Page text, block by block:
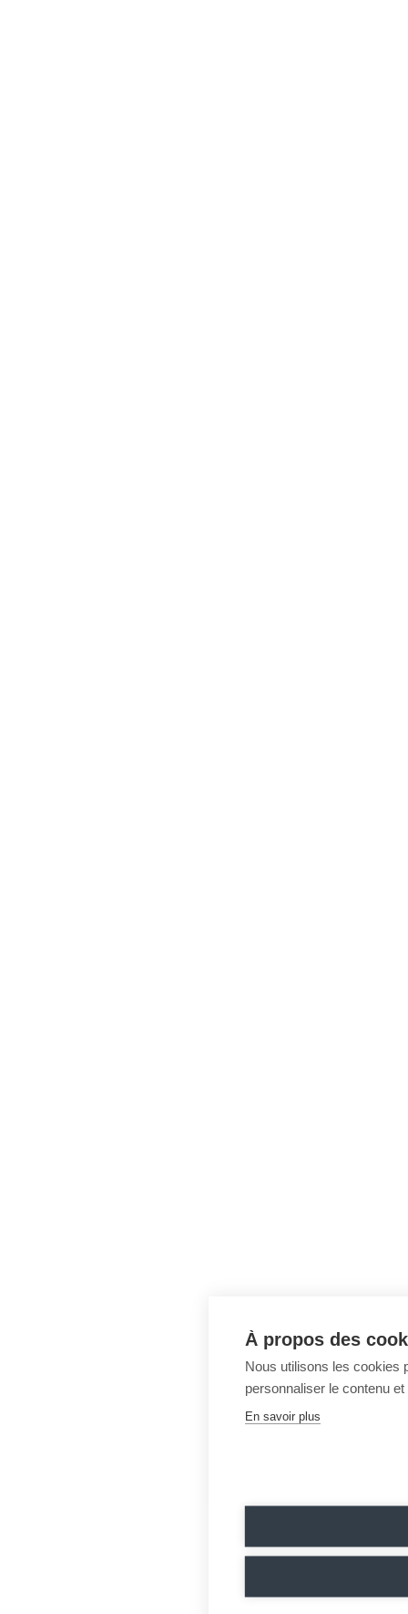
À propos des
Nous utilisons les cookies
personnaliser le contenu
En savoir plus